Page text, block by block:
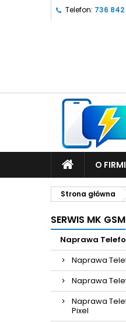
Telefon: 736 842
O
Strona główna
SERWIS MK GSM
Naprawa
Naprawa
Naprawa
Naprawa
Pixel